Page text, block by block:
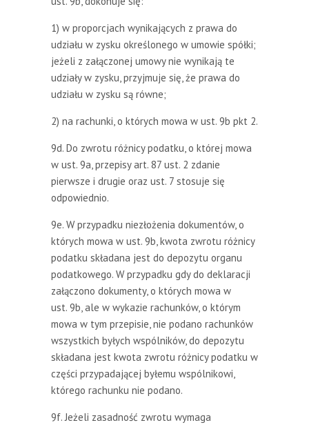
1) w proporcjach wynikających z prawa do
udziału w zysku określonego w umowie spółki;
jeżeli z załączonej umowy nie wynikają te
udziały w zysku, przyjmuje się, że prawa do
udziału w zysku są równe;
2) na rachunki, o których mowa w ust. 9b pkt 2.
9d. Do zwrotu różnicy podatku, o której mowa
w ust. 9a, przepisy art. 87 ust. 2 zdanie
pierwsze i drugie oraz ust. 7 stosuje się
odpowiednio.
9e. W przypadku niezłożenia dokumentów, o
których mowa w ust. 9b, kwota zwrotu różnicy
podatku składana jest do depozytu organu
podatkowego. W przypadku gdy do deklaracji
załączono dokumenty, o których mowa w
ust. 9b, ale w wykazie rachunków, o którym
mowa w tym przepisie, nie podano rachunków
wszystkich byłych wspólników, do depozytu
składana jest kwota zwrotu różnicy podatku w
części przypadającej byłemu wspólnikowi,
którego rachunku nie podano.
9f. Jeżeli zasadność zwrotu wymaga